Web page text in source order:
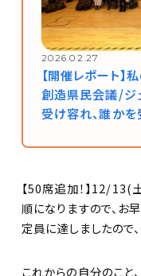
2026.02.27
【開催レポート】
創造県民会議/ジ
受け容れ、誰かを
【50席追加！】12/13(
順になりますので、お
定員に達しましたので
これからの自分のこと